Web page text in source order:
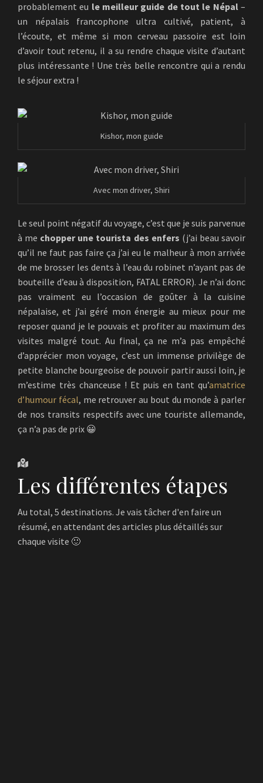
probablement eu le meilleur guide de tout le Népal–
un népalais francophone ultra cultivé, patient, à
l’écoute, et même si mon cerveau passoire est loin
d’avoir tout retenu, il a su rendre chaque visite d’autant
plus intéressante ! Une très belle rencontre qui a rendu
le séjour extra !
Kishor, mon guide
Avec mon driver, Shiri
Le seul point négatif du voyage, c’est que je suis parvenue
à me chopper une tourista des enfers (j’ai beau savoir
qu’il ne faut pas faire ça j’ai eu le malheur à mon arrivée
de me brosser les dents à l’eau du robinet n’ayant pas de
bouteille d’eau à disposition, FATAL ERROR). Je n’ai donc
pas vraiment eu l’occasion de goûter à la cuisine
népalaise, et j’ai géré mon énergie au mieux pour me
reposer quand je le pouvais et profiter au maximum des
visites malgré tout. Au final, ça ne m’a pas empêché
d’apprécier mon voyage, c’est un immense privilège de
petite blanche bourgeoise de pouvoir partir aussi loin, je
m’estime très chanceuse ! Et puis en tant qu’amatrice
d’humour fécal, me retrouver au bout du monde à parler
de nos transits respectifs avec une touriste allemande,
ça n’a pas de prix 😀
Les différentes étapes
Au total, 5 destinations. Je vais tâcher d'en faire un
résumé, en attendant des articles plus détaillés sur
chaque visite 🙂